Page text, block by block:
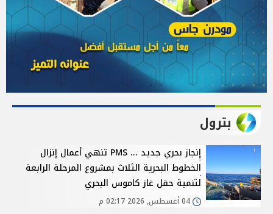
بترول
إنجاز بحري جديد ... PMS تنهي أعمال إنزال
الخطوط البحرية الثلاث بمشروع المرحلة الرابعة
لتنمية حقل غاز كاموس البحري